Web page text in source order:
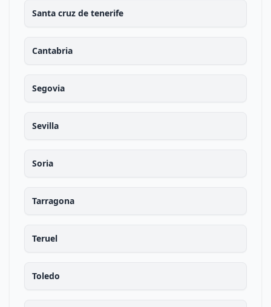
Santa cruz de tenerife
Cantabria
Segovia
Sevilla
Soria
Tarragona
Teruel
Toledo